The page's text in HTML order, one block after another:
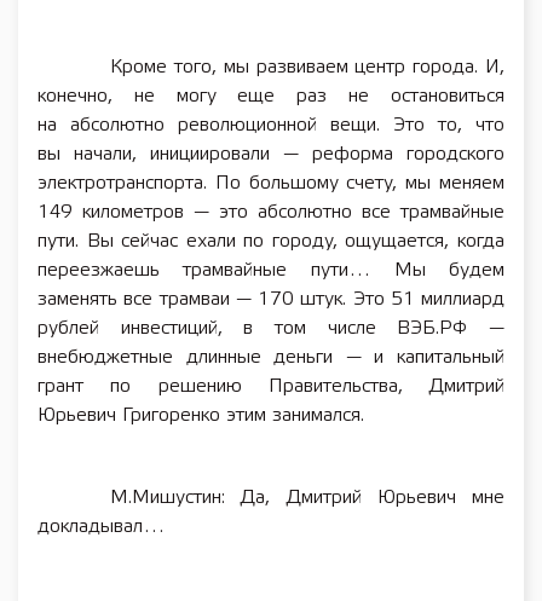
Кроме того, мы развиваем центр города. И,
конечно, не могу еще раз не остановиться
на абсолютно революционной вещи. Это то, что
вы начали, инициировали — реформа городского
электротранспорта. По большому счету, мы меняем
149 километров — это абсолютно все трамвайные
пути. Вы сейчас ехали по городу, ощущается, когда
переезжаешь трамвайные пути… Мы будем
заменять все трамваи — 170 штук. Это 51 миллиард
рублей инвестиций, в том числе ВЭБ.РФ —
внебюджетные длинные деньги — и капитальный
грант по решению Правительства, Дмитрий
Юрьевич Григоренко этим занимался.
М.Мишустин: Да, Дмитрий Юрьевич мне
докладывал…